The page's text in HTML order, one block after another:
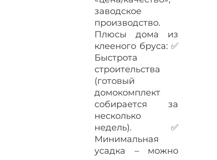
заводское
производство.
Плюсы дома из
клееного бруса: ✅
Быстрота
строительства
(готовый
домокомплект
собирается за
несколько
недель). ✅
Минимальная
усадка – можно